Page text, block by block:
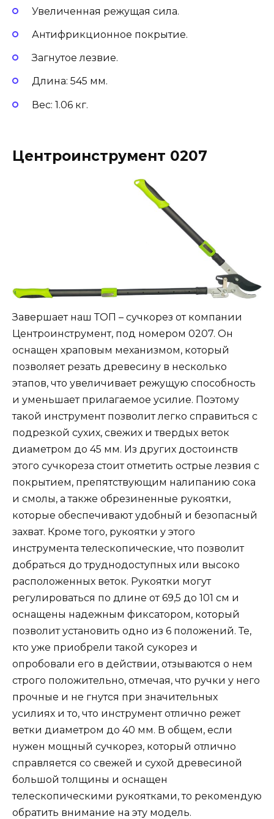
Увеличенная режущая сила.
Антифрикционное покрытие.
Загнутое лезвие.
Длина: 545 мм.
Вес: 1.06 кг.
Центроинструмент 0207
Завершает наш ТОП – сучкорез от компании
Центроинструмент, под номером 0207. Он
оснащен храповым механизмом, который
позволяет резать древесину в несколько
этапов, что увеличивает режущую способность
и уменьшает прилагаемое усилие. Поэтому
такой инструмент позволит легко справиться с
подрезкой сухих, свежих и твердых веток
диаметром до 45 мм. Из других достоинств
этого сучкореза стоит отметить острые лезвия с
покрытием, препятствующим налипанию сока
и смолы, а также обрезиненные рукоятки,
которые обеспечивают удобный и безопасный
захват. Кроме того, рукоятки у этого
инструмента телескопические, что позволит
добраться до труднодоступных или высоко
расположенных веток. Рукоятки могут
регулироваться по длине от 69,5 до 101 см и
оснащены надежным фиксатором, который
позволит установить одно из 6 положений. Те,
кто уже приобрели такой сукорез и
опробовали его в действии, отзываются о нем
строго положительно, отмечая, что ручки у него
прочные и не гнутся при значительных
усилиях и то, что инструмент отлично режет
ветки диаметром до 40 мм. В общем, если
нужен мощный сучкорез, который отлично
справляется со свежей и сухой древесиной
большой толщины и оснащен
телескопическими рукоятками, то рекомендую
обратить внимание на эту модель.